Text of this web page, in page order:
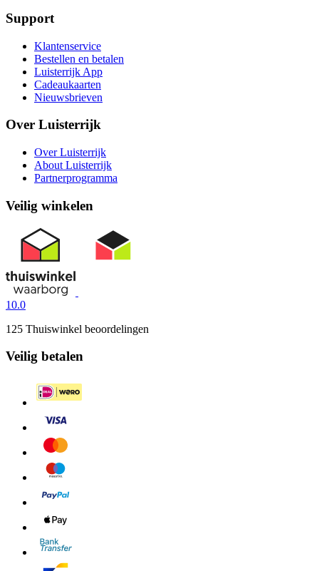
Support
Klantenservice
Bestellen en betalen
Luisterrijk App
Cadeaukaarten
Nieuwsbrieven
Over Luisterrijk
Over Luisterrijk
About Luisterrijk
Partnerprogramma
Veilig winkelen
10.0
125 Thuiswinkel beoordelingen
Veilig betalen